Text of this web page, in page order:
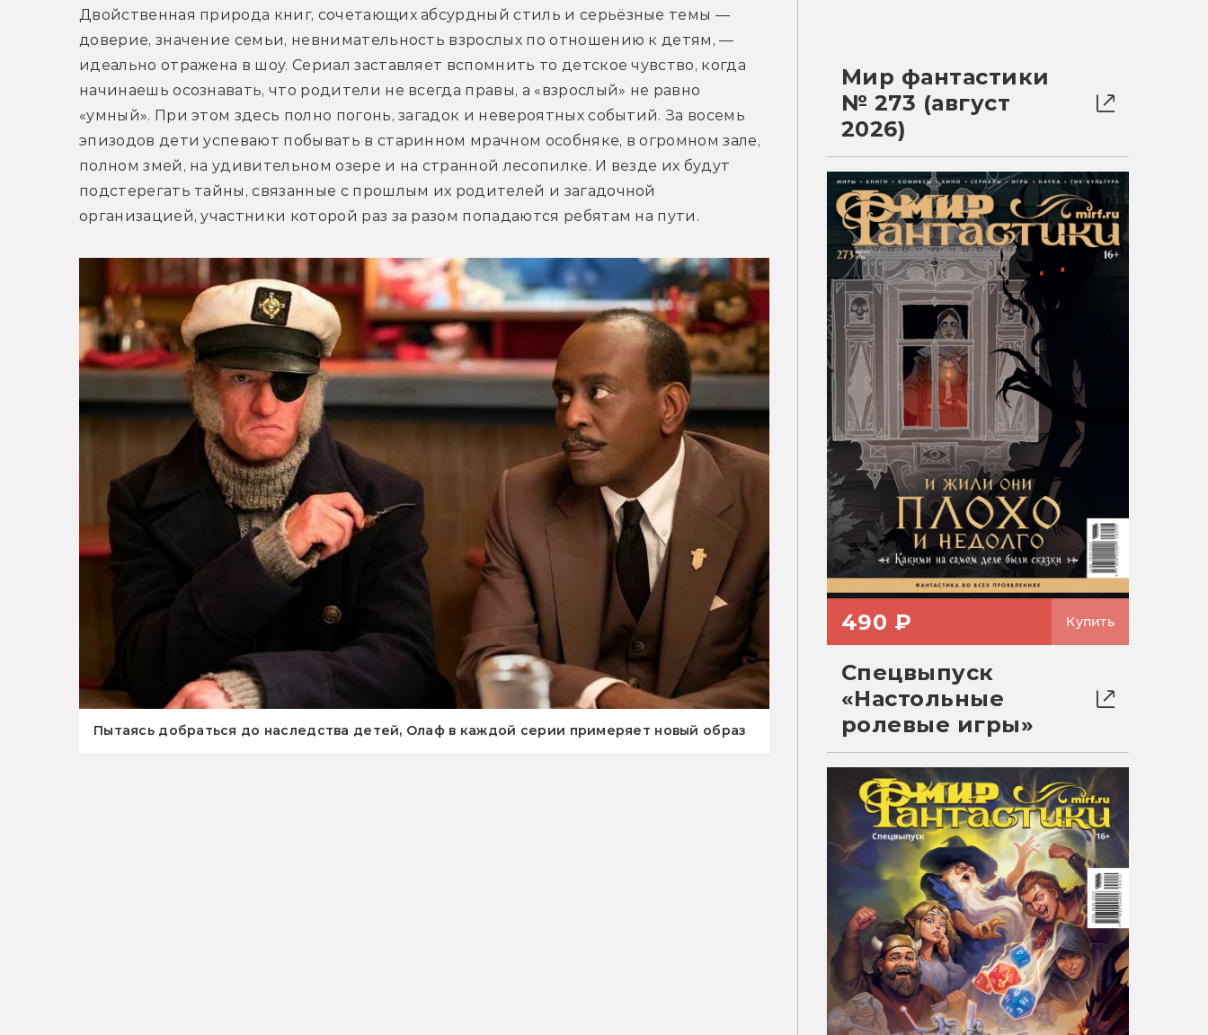
Двойственная природа книг, сочетающих абсурдный стиль и серьёзные темы —
доверие, значение семьи, невнимательность взрослых по отношению к детям, —
идеально отражена в шоу. Сериал заставляет вспомнить то детское чувство, когда
начинаешь осознавать, что родители не всегда правы, а «взрослый» не равно
«умный». При этом здесь полно погонь, загадок и невероятных событий. За восемь
эпизодов дети успевают побывать в старинном мрачном особняке, в огромном зале,
полном змей, на удивительном озере и на странной лесопилке. И везде их будут
подстерегать тайны, связанные с прошлым их родителей и загадочной
организацией, участники которой раз за разом попадаются ребятам на пути.
Пытаясь добраться до наследства детей, Олаф в каждой серии примеряет новый образ
Мир фантастики
№ 273 (август
2026)
490 ₽ Купить
Спецвыпуск
«Настольные
ролевые игры»